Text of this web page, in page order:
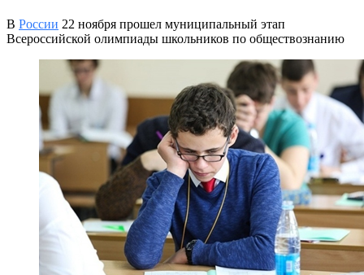
В России 22 ноября прошел муниципальный этап
Всероссийской олимпиады школьников по обществознанию